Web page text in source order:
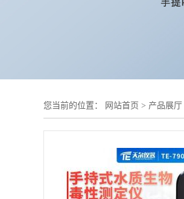
您当前的位置： 网站首页 > 产品展厅